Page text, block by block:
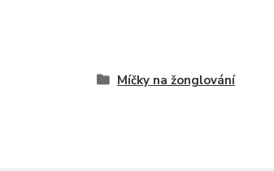
Míčky na žonglování